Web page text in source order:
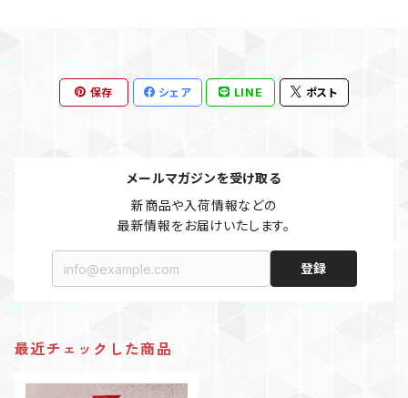
保存 シェア LINE ポスト
メールマガジンを受け取る
新商品や入荷情報などの
最新情報をお届けいたします。
登録
最近チェックした商品